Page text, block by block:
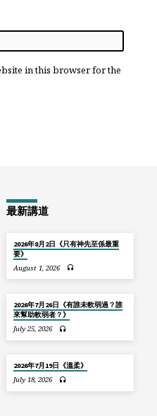
in this browser for the
最新講道
2026年8月2日《只有神先至係最重
要》
August 1, 2026
2026年7月26日《有誰未軟弱過？誰
來幫助軟弱者？》
July 25, 2026
2026年7月19日《溫柔》
July 18, 2026